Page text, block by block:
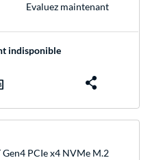
Evaluez maintenant
indisponible
Gen4 PCIe x4 NVMe M.2